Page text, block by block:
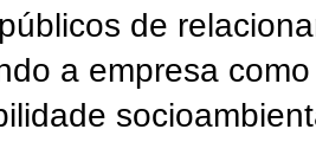
de
a empresa